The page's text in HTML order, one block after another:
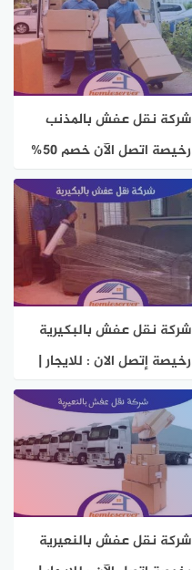
شركة نقل عفش بالمذنب
رخيصة اتصل الآن خصم 50%
هوم سيرفر
شركة نقل عفش بالبكيرية
رخيصة إتصل الان : للايجار |
هوم سيرفر
شركة نقل عفش بالنعيرية